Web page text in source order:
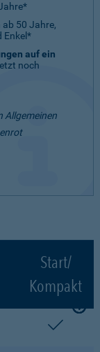
50 Jahre,
Enkel*
auf ein
noch
Allgemeinen
Start/
Kompakt